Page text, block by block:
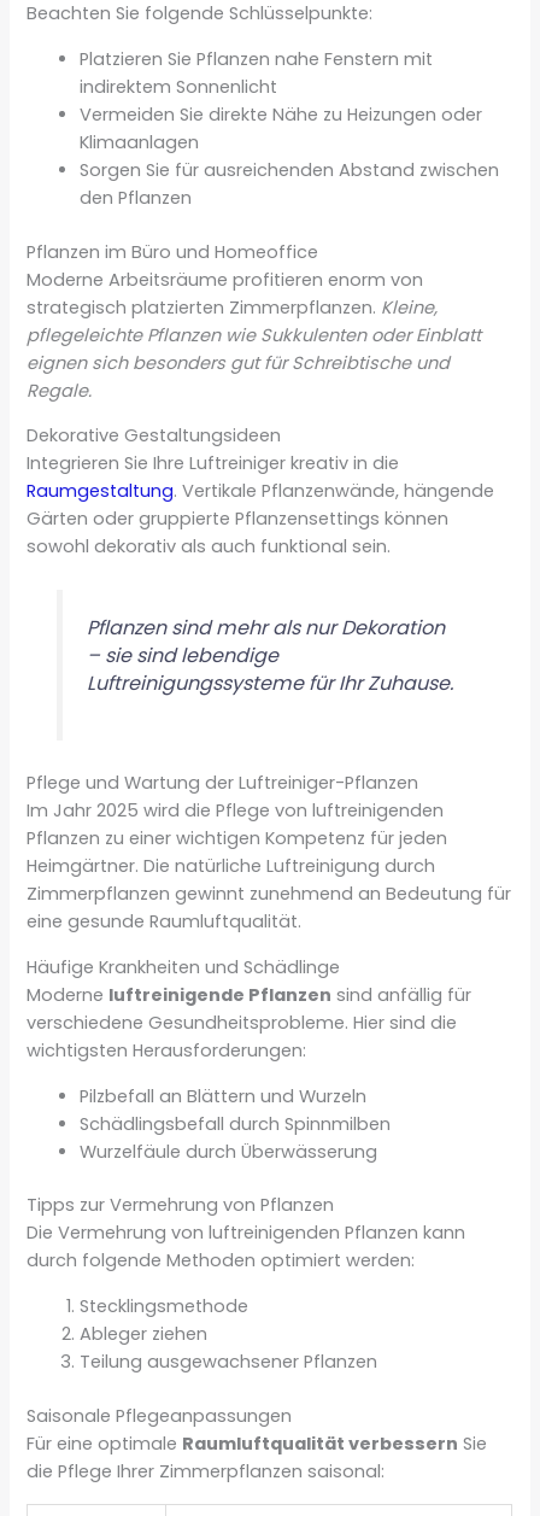
Beachten Sie folgende Schlüsselpunkte:
Platzieren Sie Pflanzen nahe Fenstern mit
indirektem Sonnenlicht
Vermeiden Sie direkte Nähe zu Heizungen oder
Klimaanlagen
Sorgen Sie für ausreichenden Abstand zwischen
den Pflanzen
Pflanzen im Büro und Homeoffice
Moderne Arbeitsräume profitieren enorm von
strategisch platzierten Zimmerpflanzen. Kleine,
pflegeleichte Pflanzen wie Sukkulenten oder Einblatt
eignen sich besonders gut für Schreibtische und
Regale.
Dekorative Gestaltungsideen
Integrieren Sie Ihre Luftreiniger kreativ in die
Raumgestaltung. Vertikale Pflanzenwände, hängende
Gärten oder gruppierte Pflanzensettings können
sowohl dekorativ als auch funktional sein.
Pflanzen sind mehr als nur Dekoration
– sie sind lebendige
Luftreinigungssysteme für Ihr Zuhause.
Pflege und Wartung der Luftreiniger-Pflanzen
Im Jahr 2025 wird die Pflege von luftreinigenden
Pflanzen zu einer wichtigen Kompetenz für jeden
Heimgärtner. Die natürliche Luftreinigung durch
Zimmerpflanzen gewinnt zunehmend an Bedeutung für
eine gesunde Raumluftqualität.
Häufige Krankheiten und Schädlinge
Moderne luftreinigende Pflanzen sind anfällig für
verschiedene Gesundheitsprobleme. Hier sind die
wichtigsten Herausforderungen:
Pilzbefall an Blättern und Wurzeln
Schädlingsbefall durch Spinnmilben
Wurzelfäule durch Überwässerung
Tipps zur Vermehrung von Pflanzen
Die Vermehrung von luftreinigenden Pflanzen kann
durch folgende Methoden optimiert werden:
Stecklingsmethode
Ableger ziehen
Teilung ausgewachsener Pflanzen
Saisonale Pflegeanpassungen
Für eine optimale Raumluftqualität verbessern Sie
die Pflege Ihrer Zimmerpflanzen saisonal: